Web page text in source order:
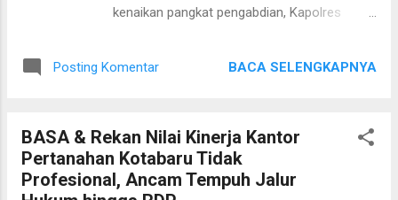
menyebabkan kekeringan dan berkurangnya
"Kebakaran hutan dan lahan tidak hanya
kenaikan pangkat pengabdian, Kapolres
kepada tiga personel Polsek Karangsambung
pemuda. Upacara Corps Raport Kenaikan
Pangkat Pengabdian digelar di halaman
Mapolres Kebumen, Senin, 3 Agustus 2026.
Posting Komentar BACA SELENGKAPNYA
BASA & Rekan Nilai Kinerja Kantor
Pertanahan Kotabaru Tidak
Profesional, Ancam Tempuh Jalur